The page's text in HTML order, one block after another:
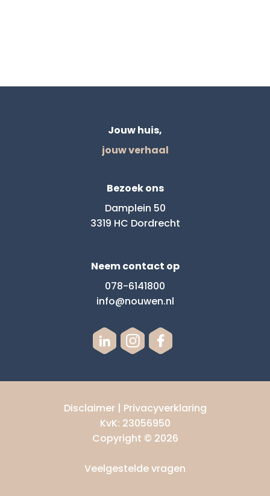
Jouw huis,
jouw verhaal
Bezoek ons
Damplein 50
3319 HC Dordrecht
Neem contact op
078-6141800
info@nouwen.nl
Disclaimer| Privacyverklaring
KvK: 23056950
Copyright © 2026
Veelgestelde vragen